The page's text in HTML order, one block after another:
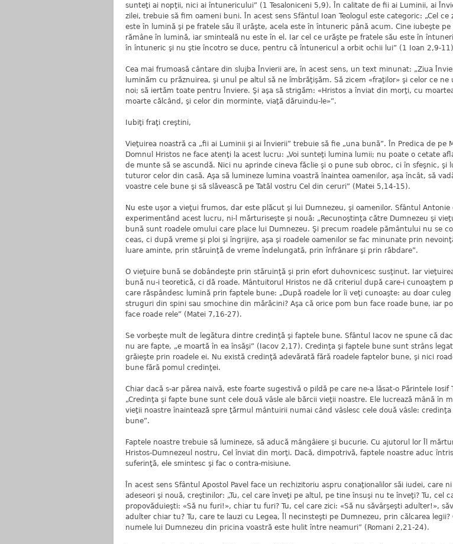
sunteţi ai nopţii, nici ai întunericului” (1 Tesaloniceni 5,9). În calitate de fii ai Luminii, ai
zilei, trebuie să fim oameni buni. În acest sens Sfântul Ioan Teologul este categoric: „Cel ce
este în lumină şi pe fratele său îl urăşte, acela este în întuneric până acum. Cine iubeşte pe
rămâne în lumină, iar sminteală nu este în el. Iar cel ce urăşte pe fratele său este în
în întuneric şi nu ştie încotro se duce, pentru că întunericul a orbit ochii lui” (1 Ioan 2,9-
Cea mai frumoasă cântare din slujba Învierii are, în acest sens, un text minunat: „Ziua
luminăm cu prăznuirea, şi unul pe altul să ne îmbrăţişăm. Să zicem «fraţilor» şi celor ce ne
noi; să iertăm toate pentru Înviere. Şi aşa să strigăm: «Hristos a înviat din morţi, cu
moarte călcând, şi celor din morminte, viaţă dăruindu-le»”.
Iubiţi fraţi creştini,
Vieţuirea noastră ca „fii ai Luminii şi ai Învierii” trebuie să fie „una bună”. În Predica de pe
Domnul Hristos ne face atenţi la acest lucru: „Voi sunteţi lumina lumii; nu poate o cetate
de munte să se ascundă. Nici nu aprinde cineva făclie şi o pune sub obroc, ci în sfeşnic, şi
tuturor celor din casă. Aşa să lumineze lumina voastră înaintea oamenilor, aşa încât, să
voastre cele bune şi să slăvească pe Tatăl vostru Cel din ceruri” (Matei 5,14-15).
Nu este uşor a vieţui frumos, dar este plăcut şi lui Dumnezeu, şi oamenilor. Sfântul Antonie
experimentând acest lucru, ni-l mărturiseşte şi nouă: „Recunoştinţa către Dumnezeu şi
bună sunt roadele omului care place lui Dumnezeu. Şi precum roadele pământului nu se
ceas, ci după vreme şi ploi şi îngrijire, aşa şi roadele oamenilor se fac minunate prin
luare aminte, prin stăruinţă de vreme îndelungată, prin înfrânare şi prin răbdare”.
O vieţuire bună se dobândeşte prin stăruinţă şi prin efort duhovnicesc susţinut. Iar
bună nu-i teoretică, ci dă roade. Mântuitorul Hristos ne dă criteriul după care-i cunoaştem
care răspândesc lumină prin faptele bune: „După roadele lor îi veţi cunoaşte: au doar culeg
struguri din spini sau smochine din mărăcini? Aşa că orice pom bun face roade bune, iar
face roade rele” (Matei 7,16-27).
Se vorbeşte mult de legătura dintre credinţă şi faptele bune. Sfântul Iacov ne spune că
nu are fapte, „e moartă în ea însăşi” (Iacov 2,17). Credinţa şi faptele bune sunt strâns
grăieşte prin roadele ei. Nu există credinţă adevărată fără roadele faptelor bune, şi nici
bune fără pomul credinţei.
Chiar dacă s-ar părea naivă, este foarte sugestivă o pildă pe care ne-a lăsat-o Părintele Iosif
„Credinţa şi fapte bune sunt cele două vâsle ale bărcii vieţii noastre. Ele lucrează mână în
vieţii noastre înaintează spre ţărmul mântuirii numai când vâslesc cele două vâsle: credinţa
bune”.
Faptele noastre trebuie să lumineze, să aducă mângâiere şi bucurie. Cu ajutorul lor Îl
Hristos-Dumnezeul nostru, Cel înviat din morţi. Dacă, dimpotrivă, faptele noastre aduc
suferinţă, ele smintesc şi fac o contra-misiune.
În acest sens Sfântul Apostol Pavel face un rechizitoriu aspru conaţionalilor săi iudei, care
adeseori şi nouă, creştinilor: „Tu, cel care înveţi pe altul, pe tine însuşi nu te înveţi? Tu, cel
propovăduieşti: «Să nu furi!», chiar tu furi? Tu, cel care zici: «Să nu săvârşeşti adulter!»,
adulter chiar tu? Tu, care te lauzi cu Legea, Îl necinsteşti pe Dumnezeu, prin călcarea legii?
numele lui Dumnezeu din pricina voastră este hulit între neamuri” (Romani 2,21-24).